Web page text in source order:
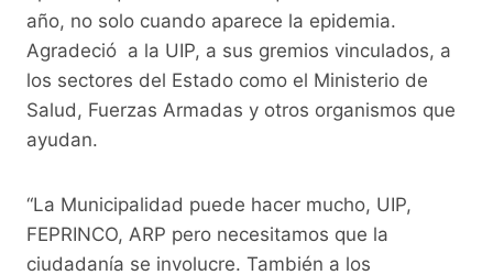
año, no solo cuando aparece la epidemia.
Agradeció a la UIP, a sus gremios vinculados, a
los sectores del Estado como el Ministerio de
Salud, Fuerzas Armadas y otros organismos que
ayudan.
“La Municipalidad puede hacer mucho, UIP,
FEPRINCO, ARP pero necesitamos que la
ciudadanía se involucre. También a los